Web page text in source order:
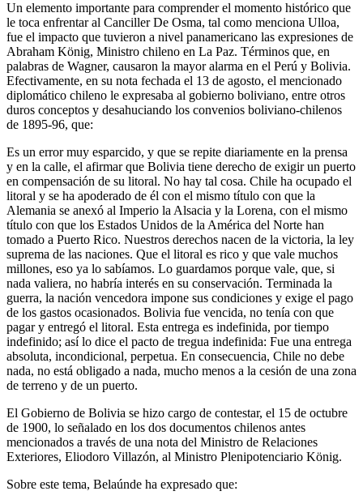
Un elemento importante para comprender el momento histórico que
le toca enfrentar al Canciller De Osma, tal como menciona Ulloa,
fue el impacto que tuvieron a nivel panamericano las expresiones de
Abraham König, Ministro chileno en La Paz. Términos que, en
palabras de Wagner, causaron la mayor alarma en el Perú y Bolivia.
Efectivamente, en su nota fechada el 13 de agosto, el mencionado
diplomático chileno le expresaba al gobierno boliviano, entre otros
duros conceptos y desahuciando los convenios boliviano-chilenos
de 1895-96, que:
Es un error muy esparcido, y que se repite diariamente en la prensa
y en la calle, el afirmar que Bolivia tiene derecho de exigir un puerto
en compensación de su litoral. No hay tal cosa. Chile ha ocupado el
litoral y se ha apoderado de él con el mismo título con que la
Alemania se anexó al Imperio la Alsacia y la Lorena, con el mismo
título con que los Estados Unidos de la América del Norte han
tomado a Puerto Rico. Nuestros derechos nacen de la victoria, la ley
suprema de las naciones. Que el litoral es rico y que vale muchos
millones, eso ya lo sabíamos. Lo guardamos porque vale, que, si
nada valiera, no habría interés en su conservación. Terminada la
guerra, la nación vencedora impone sus condiciones y exige el pago
de los gastos ocasionados. Bolivia fue vencida, no tenía con que
pagar y entregó el litoral. Esta entrega es indefinida, por tiempo
indefinido; así lo dice el pacto de tregua indefinida: Fue una entrega
absoluta, incondicional, perpetua. En consecuencia, Chile no debe
nada, no está obligado a nada, mucho menos a la cesión de una zona
de terreno y de un puerto.
El Gobierno de Bolivia se hizo cargo de contestar, el 15 de octubre
de 1900, lo señalado en los dos documentos chilenos antes
mencionados a través de una nota del Ministro de Relaciones
Exteriores, Eliodoro Villazón, al Ministro Plenipotenciario König.
Sobre este tema, Belaúnde ha expresado que: